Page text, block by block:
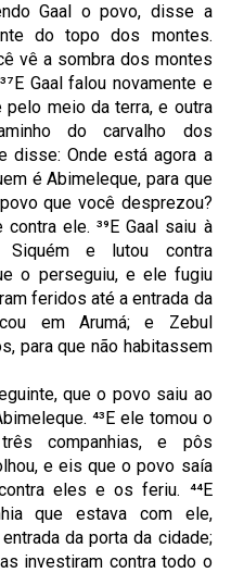
Gaal o povo, disse a
do topo dos montes.
vê a sombra dos montes
Gaal falou novamente e
meio da terra, e outra
do carvalho dos
disse: Onde está agora a
é Abimeleque, para que
que você desprezou?
ele. ³⁹E Gaal saiu à
e lutou contra
o perseguiu, e ele fugiu
feridos até a entrada da
em Arumá; e Zebul
para que não habitassem
que o povo saiu ao
⁴³E ele tomou o
companhias, e pôs
e eis que o povo saía
eles e os feriu. ⁴⁴E
que estava com ele,
da porta da cidade;
investiram contra todo o